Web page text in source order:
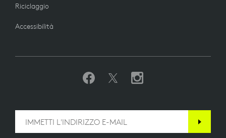
Riciclaggio
Accessibilità